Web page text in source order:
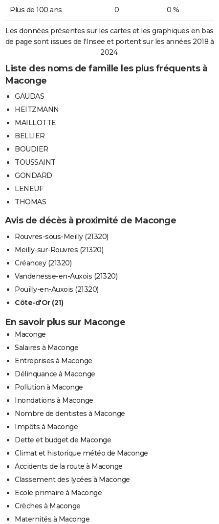
Plus de 100 ans 0 0 %
Les données présentes sur les cartes et les graphiques en bas
de page sont issues de l'Insee et portent sur les années 2018 à
2024.
Liste des noms de famille les plus fréquents à
Maconge
GAUDAS
HEITZMANN
MAILLOTTE
BELLIER
BOUDIER
TOUSSAINT
GONDARD
LENEUF
THOMAS
Avis de décès à proximité de Maconge
Rouvres-sous-Meilly (21320)
Meilly-sur-Rouvres (21320)
Créancey (21320)
Vandenesse-en-Auxois (21320)
Pouilly-en-Auxois (21320)
Côte-d'Or (21)
En savoir plus sur Maconge
Maconge
Salaires à Maconge
Entreprises à Maconge
Délinquance à Maconge
Pollution à Maconge
Inondations à Maconge
Nombre de dentistes à Maconge
Impôts à Maconge
Dette et budget de Maconge
Climat et historique météo de Maconge
Accidents de la route à Maconge
Classement des lycées à Maconge
Ecole primaire à Maconge
Crèches à Maconge
Maternités à Maconge